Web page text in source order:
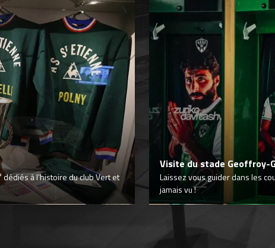
à l’histoire du club Vert et
Visite du stade Geoffroy-
Laissez vous guider dans les
jamais vu !